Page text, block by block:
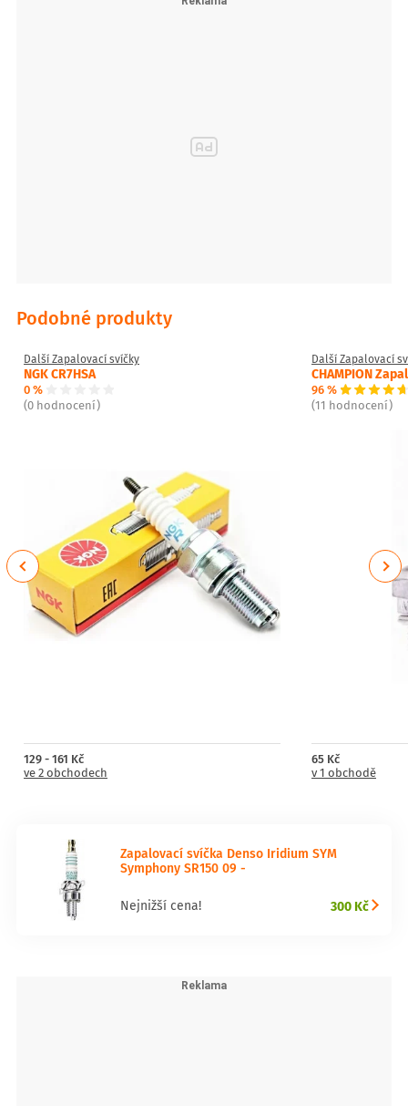
Podobné produkty
Další Zapalovací svíčky
NGK CR7HSA
0 %
(0 hodnocení)
129 - 161 Kč
ve 2 obchodech
Další Zapalovací
CHAMPION
96 %
(11 hodnocení)
65 Kč
v 1 obchodě
Previous Next
Zapalovací svíčka Denso Iridium SYM
Symphony SR150 09 -
Nejnižší cena! 300 Kč